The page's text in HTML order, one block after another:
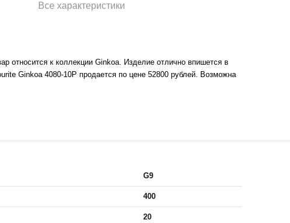
Все характеристики
относится к коллекции Ginkoa. Изделие отлично впишется в
Ginkoa 4080-10P продается по цене 52800 рублей. Возможна
G9
400
20